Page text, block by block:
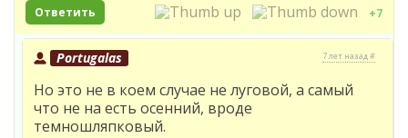
Ответить +7
Portugalas 7 лет назад #
Но это не в коем случае не луговой, а самый
что не на есть осенний, вроде
темношляпковый.